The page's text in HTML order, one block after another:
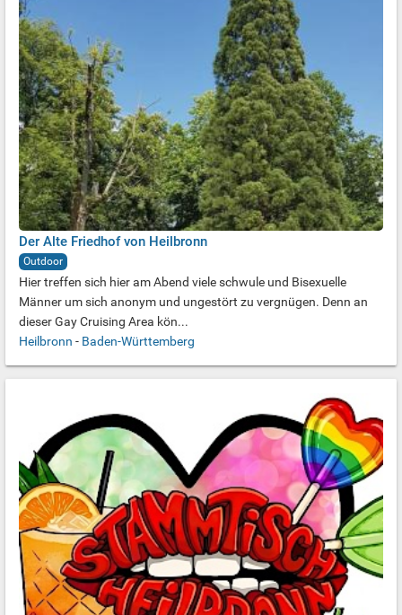
Der Alte Friedhof von Heilbronn
Outdoor
Hier treffen sich hier am Abend viele schwule und Bisexuelle
Männer um sich anonym und ungestört zu vergnügen. Denn an
dieser Gay Cruising Area kön...
Heilbronn - Baden-Württemberg